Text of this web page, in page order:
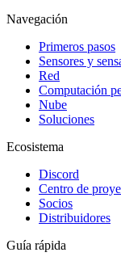
Navegación
Primeros pasos
Sensores y
Red
Computación
Nube
Soluciones
Ecosistema
Discord
Centro de
Socios
Distribuidores
Guía rápida